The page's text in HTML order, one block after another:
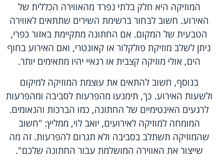
המוזיקה היא חלק בלתי נפרד מהאווירה הכללית של
האירוע. חשוב לבחור ברשימת השירים שתתאים לאווירה
הטבעית של המקום. אם החתונה מתקיימת באזור כפרי,
ניתן לשלב מוזיקת פולקלור או קאונטרי, ואם האירוע בחוף
הים, אולי מוזיקה קצבית או רגאיי יהיו מתאימים יותר.
בנוסף, חשוב להתאים את עוצמת המוזיקה למיקום
ולשעות האירוע. כך, תימנעו מהפרעות לסביבה ומהפרעות
לרגעים האינטימיים של החתונה, כמו הברכות והנאומים.
המומחה למוזיקה לאירועים, יואב לוי, ממליץ: "חשוב
שהמוזיקה תשתלב בסביבה ולא תגרום להפרעות. זה מה
שייצור את האווירה המושלמת עבור החתונה שלכם".